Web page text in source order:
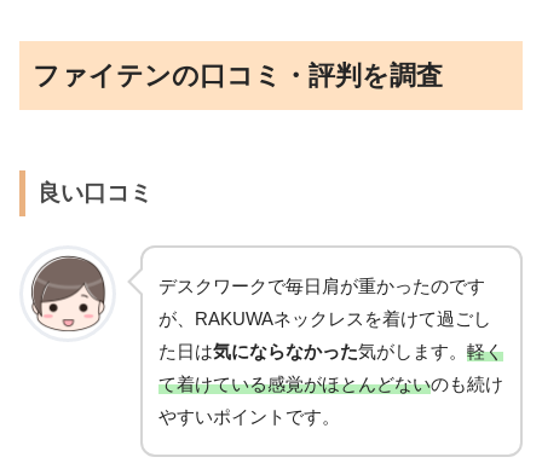
ファイテンの口コミ・評判を調査
良い口コミ
デスクワークで毎日肩が重かったのです
が、RAKUWAネックレスを着けて過ごし
た日は気にならなかった気がします。 軽く
て着けている感覚がほとんどないのも続け
やすいポイントです。